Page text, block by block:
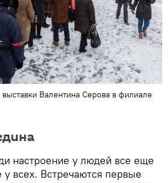
Валентина Серова в филиале
настроение у людей все еще
всех. Встречаются первые